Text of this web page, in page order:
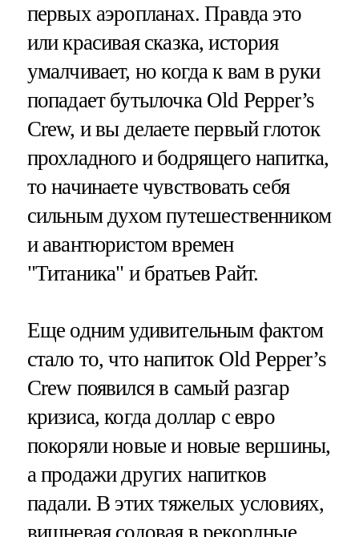
первых аэропланах. Правда это
или красивая сказка, история
умалчивает, но когда к вам в руки
попадает бутылочка Old Pepper’s
Crew, и вы делаете первый глоток
прохладного и бодрящего напитка,
то начинаете чувствовать себя
сильным духом путешественником
и авантюристом времен
"Титаника" и братьев Райт.
Еще одним удивительным фактом
стало то, что напиток Old Pepper’s
Crew появился в самый разгар
кризиса, когда доллар с евро
покоряли новые и новые вершины,
а продажи других напитков
падали. В этих тяжелых условиях,